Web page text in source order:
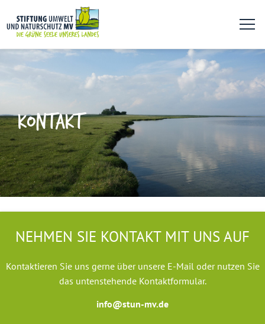
KONTAKT
NEHMEN SIE KONTAKT MIT UNS AUF
Kontaktieren Sie uns gerne über unsere E-Mail oder nutzen Sie
das untenstehende Kontaktformular.
info@stun-mv.de